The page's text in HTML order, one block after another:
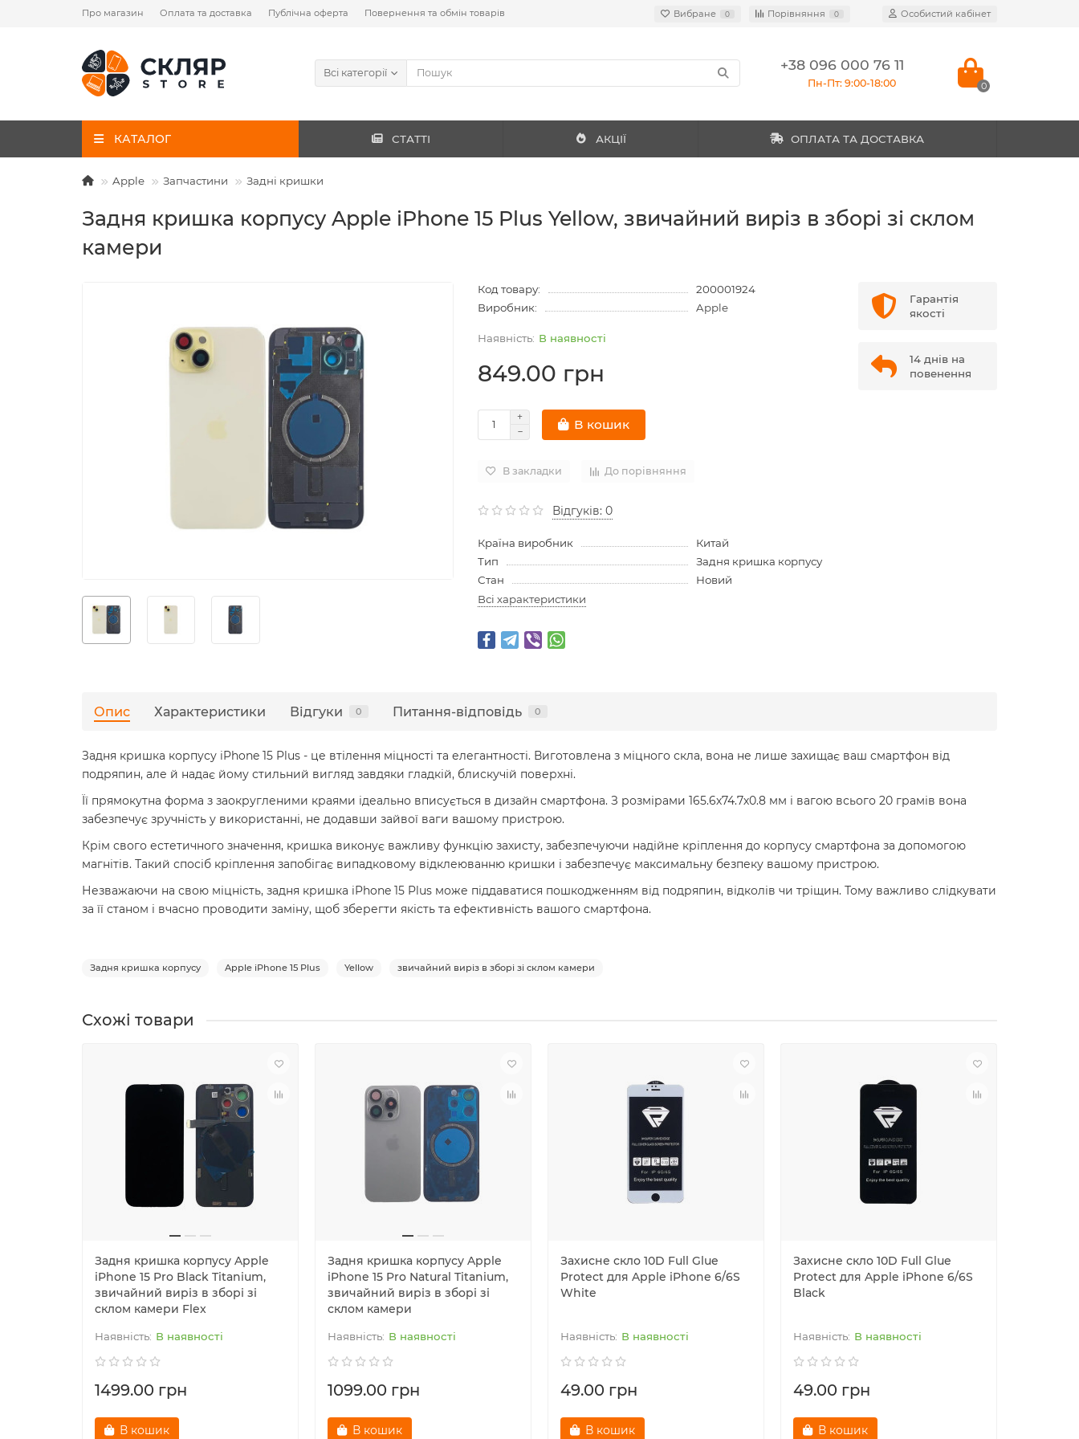
Про магазин Оплата та доставка Публічна оферта Повернення та обмін товарів Вибране 0 Порівняння 0 Особистий кабінет
Всі категорії +38 096 000 76 11
Пн-Пт: 9:00-18:00 0
КАТАЛОГ СТАТТІ АКЦІЇ ОПЛАТА ТА ДОСТАВКА
Apple Запчастини Задні кришки
Задня кришка корпусу Apple iPhone 15 Plus Yellow, звичайний виріз в зборі зі склом
камери
Код товару:
200001924
Виробник:
Apple
В наявності
849.00 грн
В кошик
В закладки До порівняння
Відгуків: 0
Країна виробник
Китай
Тип
Задня кришка корпусу
Стан
Новий
Всі характеристики
Гарантія
якості
14 днів на
повенення
Опис Характеристики Відгуки 0 Питання-відповідь 0
Задня кришка корпусу iPhone 15 Plus - це втілення міцності та елегантності. Виготовлена з міцного скла, вона не лише захищає ваш смартфон від
подряпин, але й надає йому стильний вигляд завдяки гладкій, блискучій поверхні.
Її прямокутна форма з заокругленими краями ідеально вписується в дизайн смартфона. З розмірами 165.6х74.7х0.8 мм і вагою всього 20 грамів вона
забезпечує зручність у використанні, не додавши зайвої ваги вашому пристрою.
Крім свого естетичного значення, кришка виконує важливу функцію захисту, забезпечуючи надійне кріплення до корпусу смартфона за допомогою
магнітів. Такий спосіб кріплення запобігає випадковому відклеюванню кришки і забезпечує максимальну безпеку вашому пристрою.
Незважаючи на свою міцність, задня кришка iPhone 15 Plus може піддаватися пошкодженням від подряпин, відколів чи тріщин. Тому важливо слідкувати
за її станом і вчасно проводити заміну, щоб зберегти якість та ефективність вашого смартфона.
Задня кришка корпусу Apple iPhone 15 Plus Yellow звичайний виріз в зборі зі склом камери
Схожі товари
Задня кришка корпусу Apple
iPhone 15 Pro Black Titanium,
звичайний виріз в зборі зі
склом камери Flex
В наявності
1499.00 грн
В кошик
Задня кришка корпусу Apple
iPhone 15 Pro Natural Titanium,
звичайний виріз в зборі зі
склом камери
В наявності
1099.00 грн
В кошик
Захисне скло 10D Full Glue
Protect для Apple iPhone 6/6S
White
В наявності
49.00 грн
В кошик
Захисне скло 10D Full Glue
Protect для Apple iPhone 6/6S
Black
В наявності
49.00 грн
В кошик